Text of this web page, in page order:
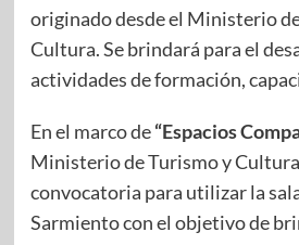
originado desde el Ministerio
Cultura. Se brindará para el
actividades de formación,
En el marco de“Espacios
Ministerio de Turismo y
convocatoria para utilizar la
Sarmiento con el objetivo de